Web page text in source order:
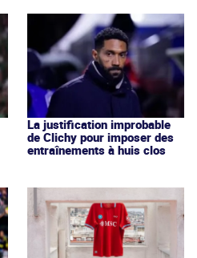
La justification improbable
de Clichy pour imposer des
entraînements à huis clos